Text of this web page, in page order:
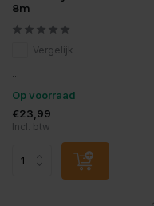
8m
Vergelijk
...
Op voorraad
€23,99
Incl. btw